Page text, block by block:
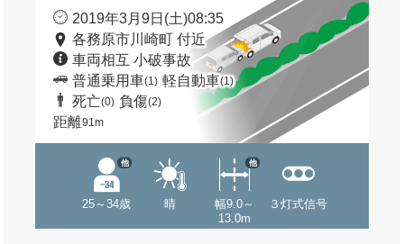
2019年3月9日(土)08:35
各務原市川崎町 付近
車両相互 小破事故
普通乗用車(1) 軽自動車(1)
死亡(0) 負傷(2)
距離91m
25～34歳
他
晴
幅9.0～
13.0m
他
３灯式信号